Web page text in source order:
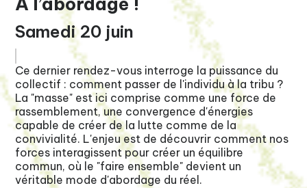
Samedi 20 juin
Ce dernier rendez-vous interroge la puissance du
collectif : comment passer de l'individu à la tribu ?
La "masse" est ici comprise comme une force de
rassemblement, une convergence d'énergies
capable de créer de la lutte comme de la
convivialité. L'enjeu est de découvrir comment nos
forces interagissent pour créer un équilibre
commun, où le "faire ensemble" devient un
véritable mode d'abordage du réel.